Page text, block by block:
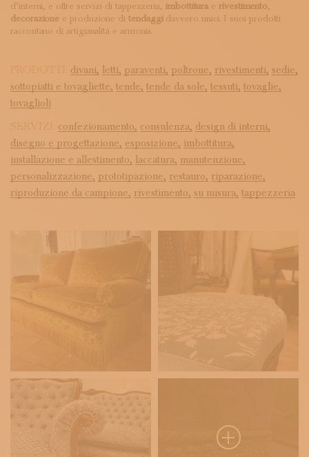
d’interni, e offre servizi di tappezzeria, imbottitura erivestimento,
decorazione e produzione di tendaggidavvero unici. I suoi prodotti
raccontano di artigianalità e armonia.
PRODOTTI: divani, letti, paraventi, poltrone, rivestimenti, sedie,
sottopiatti e tovagliette, tende, tende da sole, tessuti, tovaglie,
tovaglioli
SERVIZI: confezionamento, consulenza, design di interni,
disegno e progettazione, esposizione, imbottitura,
installazione e allestimento, laccatura, manutenzione,
personalizzazione, prototipazione, restauro, riparazione,
riproduzione da campione, rivestimento, su misura, tappezzeria